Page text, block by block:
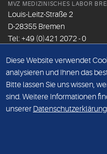
MVZ MEDIZINISCHES LABOR
Louis-Leitz-Straße 2
D-28355 Bremen
Tel: +49 (0)421 2072 - 0
Email:info@mlhb.de
DATENSCHUTZ
IMPRESSUM
Diese Website verwendet
analysieren und Ihnen das
Bitte lassen Sie uns wissen,
sind. Weitere Informationen
unserer